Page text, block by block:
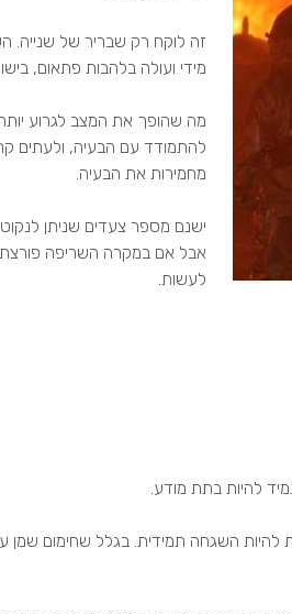
זה לוקח רק שבריר של שנייה.
מידי ועולה בלהבות פתאום,
מה שהופך את המצב לגרוע
להתמודד עם הבעיה, ולעתים
מחמירות את הבעיה.
ישנם מספר צעדים שניתן
אבל אם במקרה השריפה פורצת
לעשות.
להיות בתת מודע.
השגחה תמידית. בגלל שחימום שמן